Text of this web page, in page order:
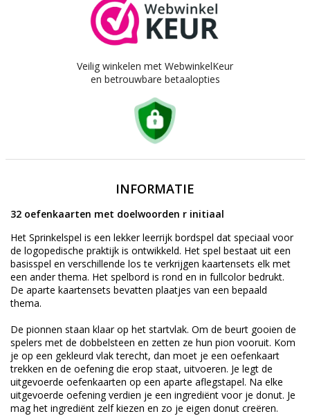
Veilig winkelen met WebwinkelKeur
en betrouwbare betaalopties
INFORMATIE
32 oefenkaarten met doelwoorden r initiaal
Het Sprinkelspel is een lekker leerrijk bordspel dat speciaal voor
de logopedische praktijk is ontwikkeld. Het spel bestaat uit een
basisspel en verschillende los te verkrijgen kaartensets elk met
een ander thema. Het spelbord is rond en in fullcolor bedrukt.
De aparte kaartensets bevatten plaatjes van een bepaald
thema.
De pionnen staan klaar op het startvlak. Om de beurt gooien de
spelers met de dobbelsteen en zetten ze hun pion vooruit. Kom
je op een gekleurd vlak terecht, dan moet je een oefenkaart
trekken en de oefening die erop staat, uitvoeren. Je legt de
uitgevoerde oefenkaarten op een aparte aflegstapel. Na elke
uitgevoerde oefening verdien je een ingrediënt voor je donut. Je
mag het ingrediënt zelf kiezen en zo je eigen donut creëren.